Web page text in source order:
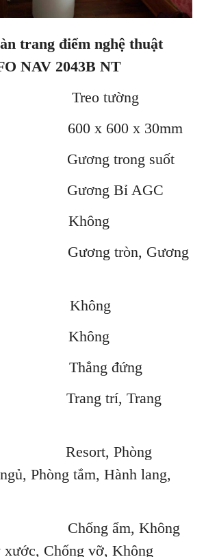
trang điểm nghệ thuật
NAV 2043B NT
Treo tường
600 x 600 x 30mm
Gương trong suốt
Bỉ AGC
tròn, Gương
Không
đứng
trí, Trang
Phòng
Phòng tắm, Hành lang,
ẩm, Không
xước, Chống vỡ, Không